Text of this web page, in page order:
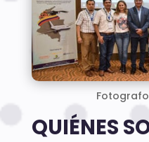
QUIÉNES